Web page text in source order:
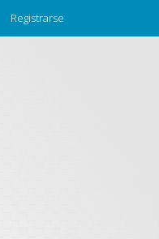
Registrarse